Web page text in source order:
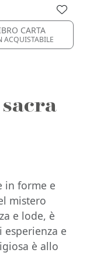
CARTA
ACQUISTABILE
in forme e
mistero
e lode, è
e
è allo